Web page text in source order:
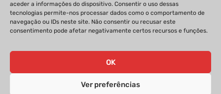
aceder a informações do dispositivo. Consentir o uso dessas
tecnologias permite-nos processar dados como o comportamento de
navegação ou IDs neste site. Não consentir ou recusar este
consentimento pode afetar negativamente certos recursos e funções.
OK
Ver preferências
PRIVACIDADE FICHA TÉCNICA
ESTATUTO EDITORIAL